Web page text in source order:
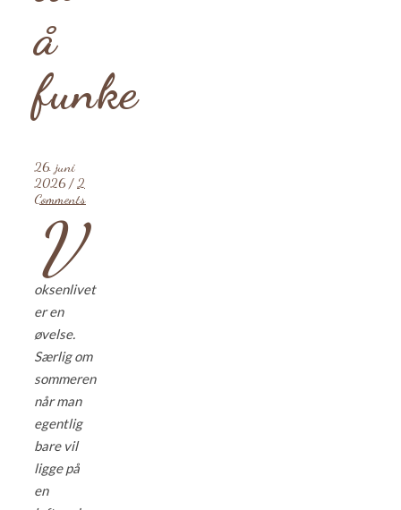
å
funke
26. juni
2026 / 2
Comments
V
oksenlivet
er en
øvelse.
Særlig om
sommeren
når man
egentlig
bare vil
ligge på
en